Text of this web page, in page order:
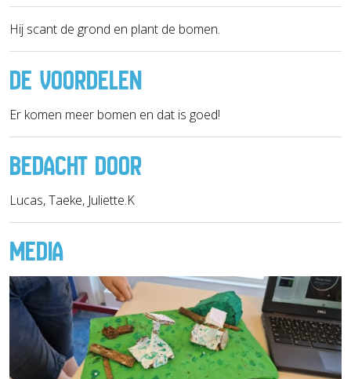
Hij scant de grond en plant de bomen.
DE VOORDELEN
Er komen meer bomen en dat is goed!
BEDACHT DOOR
Lucas, Taeke, Juliette.K
MEDIA